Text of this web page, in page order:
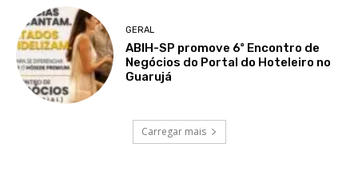
GERAL
ABIH-SP promove 6º Encontro de
Negócios do Portal do Hoteleiro no
Guarujá
Carregar mais